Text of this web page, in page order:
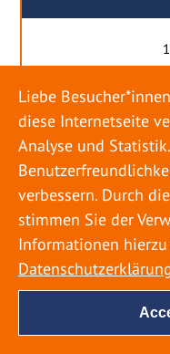
genießen ihren
weiter weg, die
lieber in der
Zeit wegfahren
beachten, damit
Überraschung
möglichst
Liebe
diese Internetseite
Analyse und
verbessern. Durch
stimmen Sie der
Informationen